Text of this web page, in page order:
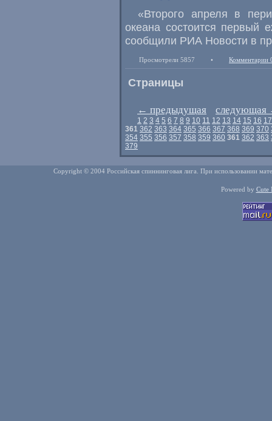
«Второго апреля в
океана состоится
сообщили РИА Новости в
Просмотрели 5857 • Комментарии
Страницы
← предыдущая следующая
1 2 3 4 5 6 7 8 9 10 11 12 13 14 15 16 17
361 362 363 364 365 366 367 368 369 370
354 355 356 357 358 359 360 361 362 363
379
Copyright © 2004 Российская спиннинговая лига. При использовании
Powered by Cute